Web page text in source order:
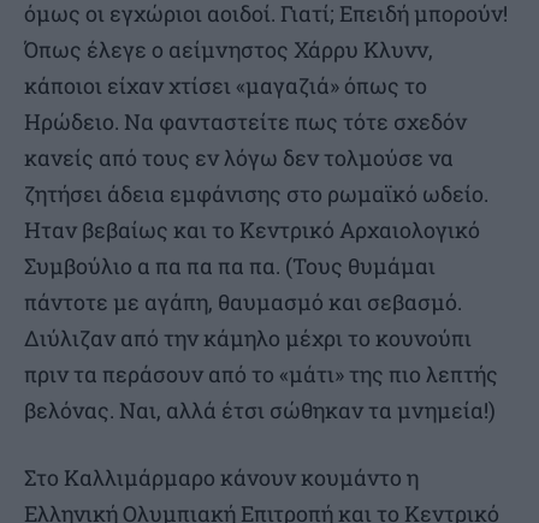
όμως οι εγχώριοι αοιδοί. Γιατί; Επειδή μπορούν!
Όπως έλεγε ο αείμνηστος Χάρρυ Κλυνν,
κάποιοι είχαν χτίσει «μαγαζιά» όπως το
Ηρώδειο. Να φανταστείτε πως τότε σχεδόν
κανείς από τους εν λόγω δεν τολμούσε να
ζητήσει άδεια εμφάνισης στο ρωμαϊκό ωδείο.
Ηταν βεβαίως και το Κεντρικό Αρχαιολογικό
Συμβούλιο α πα πα πα πα. (Τους θυμάμαι
πάντοτε με αγάπη, θαυμασμό και σεβασμό.
Διύλιζαν από την κάμηλο μέχρι το κουνούπι
πριν τα περάσουν από το «μάτι» της πιο λεπτής
βελόνας. Ναι, αλλά έτσι σώθηκαν τα μνημεία!)
Στο Καλλιμάρμαρο κάνουν κουμάντο η
Ελληνική Ολυμπιακή Επιτροπή και το Κεντρικό